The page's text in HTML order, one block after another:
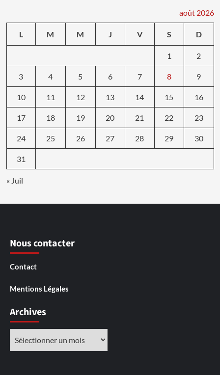
août 2026
L M M J V S D
1 2
3 4 5 6 7 8 9
10 11 12 13 14 15 16
17 18 19 20 21 22 23
24 25 26 27 28 29 30
31
« Juil
Nous contacter
Contact
Mentions Légales
Archives